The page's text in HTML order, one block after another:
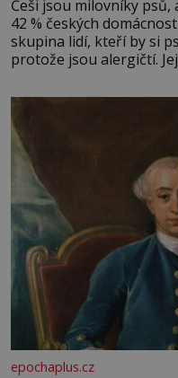
Češi jsou milovníky psů,
42 % českých
skupina lidí, kteří by si
protože jsou alergičtí.
epochaplus.cz